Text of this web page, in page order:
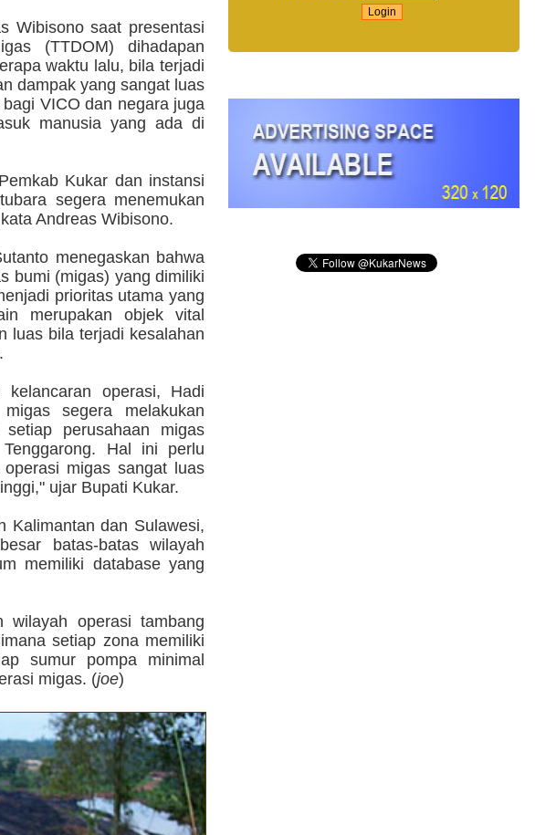
Wibisono saat presentasi
(TTDOM) dihadapan
waktu lalu, bila terjadi
dampak yang sangat luas
VICO dan negara juga
manusia yang ada di
Kukar dan instansi
segera menemukan
Andreas Wibisono.
menegaskan bahwa
bumi (migas) yang dimiliki
prioritas utama yang
merupakan objek vital
luas bila terjadi kesalahan
operasi, Hadi
segera melakukan
perusahaan migas
Hal ini perlu
migas sangat luas
ujar Bupati Kukar.
Kalimantan dan Sulawesi,
batas-batas wilayah
memiliki database yang
wilayah operasi tambang
setiap zona memiliki
sumur pompa minimal
migas. (joe)